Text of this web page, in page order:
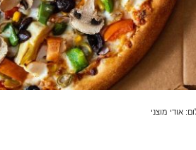
אודי מוצני